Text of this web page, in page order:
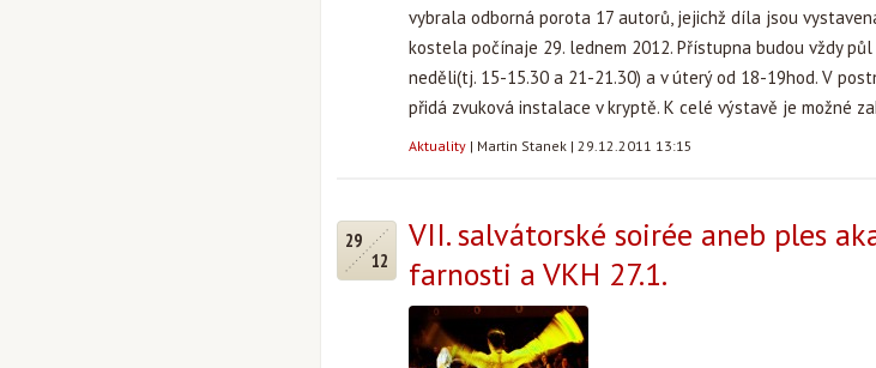
vybrala odborná porota 17 autorů, jejichž díla jsou
kostela počínaje 29. lednem 2012. Přístupna budou vždy půl
neděli(tj. 15-15.30 a 21-21.30) a v úterý od 18-19hod. V
přidá zvuková instalace v kryptě. K celé výstavě je možné
Aktuality | Martin Stanek | 29.12.2011 13:15
29
12
VII. salvátorské soirée aneb ples
farnosti a VKH 27.1.